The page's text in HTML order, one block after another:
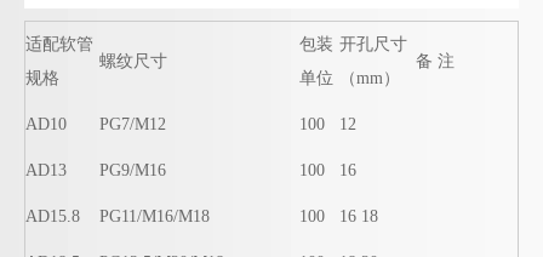
适配软管
规格
螺纹尺寸
包装
单位
开孔尺寸
（mm）
备 注
AD10 PG7/M12 100 12
AD13 PG9/M16 100 16
AD15.8 PG11/M16/M18 100 16 18